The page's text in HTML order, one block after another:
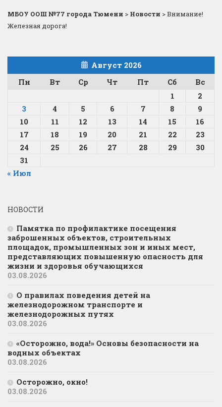
МБОУ ООШ №77 города Тюмени > Новости >Внимание!
Железная дорога!
Август 2026
Пн
Вт Ср Чт Пт Сб
Вс
1
2
3
4 5 6 7 8
9
10
11 12 13 14 15
16
17
18 19 20 21 22
23
24
25 26 27 28 29
30
31
« Июл
НОВОСТИ
Памятка по профилактике посещения
заброшенных объектов, строительных
площадок, промышленных зон и иных мест,
представляющих повышенную опасность для
жизни и здоровья обучающихся
03.08.2026
О правилах поведения детей на
железнодорожном транспорте и
железнодорожных путях
03.08.2026
«Осторожно, вода!» Основы безопасности на
водных объектах
03.08.2026
Осторожно, окно!
03.08.2026